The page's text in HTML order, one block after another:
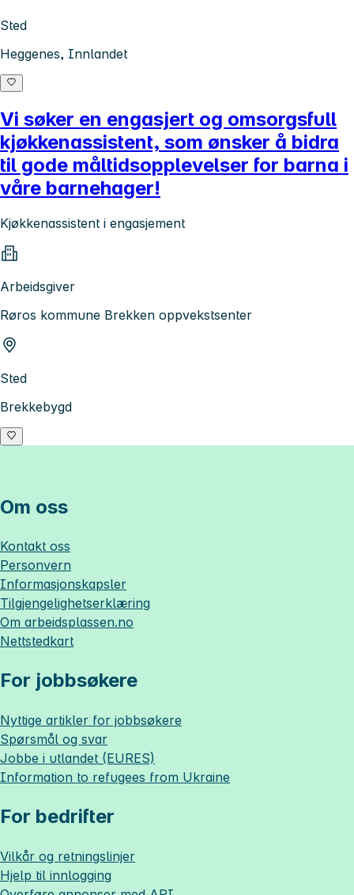
Sted
Heggenes, Innlandet
Vi søker en engasjert og omsorgsfull
kjøkkenassistent, som ønsker å bidra
til gode måltidsopplevelser for barna i
våre barnehager!
Kjøkkenassistent i engasjement
Arbeidsgiver
Røros kommune Brekken oppvekstsenter
Sted
Brekkebygd
Om oss
Kontakt oss
Personvern
Informasjonskapsler
Tilgjengelighetserklæring
Om arbeidsplassen.no
Nettstedkart
For jobbsøkere
Nyttige artikler for jobbsøkere
Spørsmål og svar
Jobbe i utlandet (EURES)
Information to refugees from Ukraine
For bedrifter
Vilkår og retningslinjer
Hjelp til innlogging